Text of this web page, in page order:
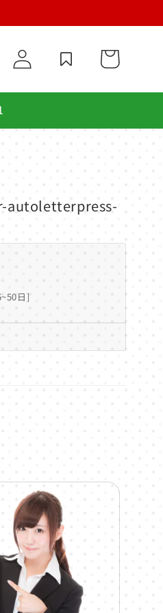
グ
イ
ー
autoletterpress-
日]